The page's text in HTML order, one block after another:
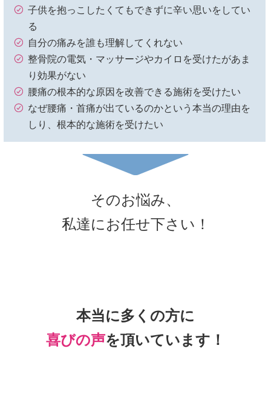
子供を抱っこしたくてもできずに辛い思いをしてい
る
自分の痛みを誰も理解してくれない
整骨院の電気・マッサージやカイロを受けたがあま
り効果がない
腰痛の根本的な原因を改善できる施術を受けたい
なぜ腰痛・首痛が出ているのかという本当の理由を
しり、根本的な施術を受けたい
そのお悩み、
私達にお任せ下さい！
本当に多くの方に
喜びの声を頂いています！